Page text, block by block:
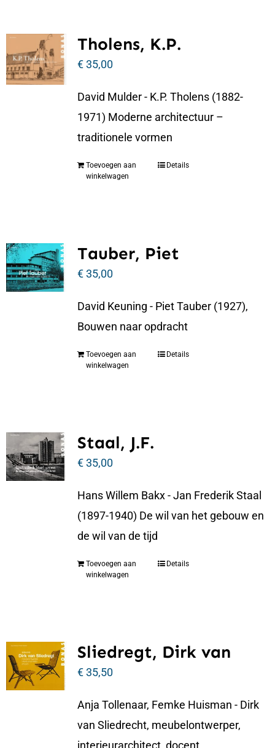
Tholens, K.P.
€35,00
David Mulder - K.P. Tholens (1882-
1971) Moderne architectuur –
traditionele vormen
Toevoegen aan
winkelwagen
Details
Tauber, Piet
€35,00
David Keuning - Piet Tauber (1927),
Bouwen naar opdracht
Toevoegen aan
winkelwagen
Details
Staal, J.F.
€35,00
Hans Willem Bakx - Jan Frederik Staal
(1897-1940) De wil van het gebouw en
de wil van de tijd
Toevoegen aan
winkelwagen
Details
Sliedregt, Dirk van
€35,50
Anja Tollenaar, Femke Huisman - Dirk
van Sliedrecht, meubelontwerper,
interieurarchitect, docent